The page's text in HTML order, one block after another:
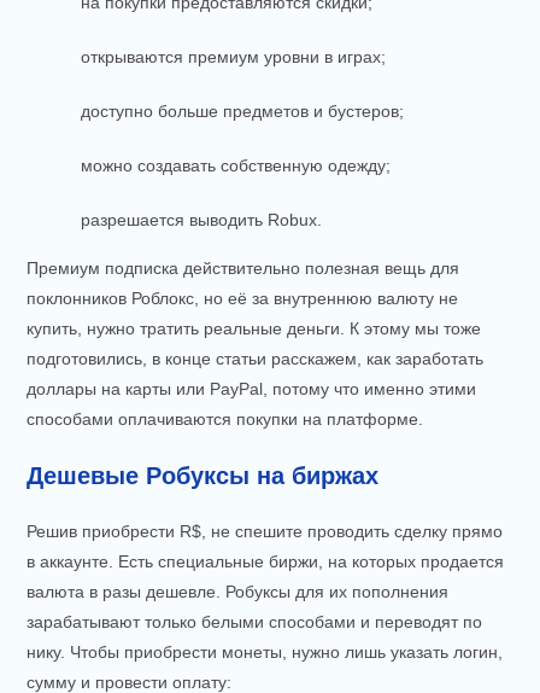
открываются премиум уровни в играх;
доступно больше предметов и бустеров;
можно создавать собственную одежду;
разрешается выводить Robux.
Премиум подписка действительно полезная вещь для
поклонников Роблокс, но её за внутреннюю валюту не
купить, нужно тратить реальные деньги. К этому мы тоже
подготовились, в конце статьи расскажем, как заработать
доллары на карты или PayPal, потому что именно этими
способами оплачиваются покупки на платформе.
Дешевые Робуксы на биржах
Решив приобрести R$, не спешите проводить сделку прямо
в аккаунте. Есть специальные биржи, на которых продается
валюта в разы дешевле. Робуксы для их пополнения
зарабатывают только белыми способами и переводят по
нику. Чтобы приобрести монеты, нужно лишь указать логин,
сумму и провести оплату: